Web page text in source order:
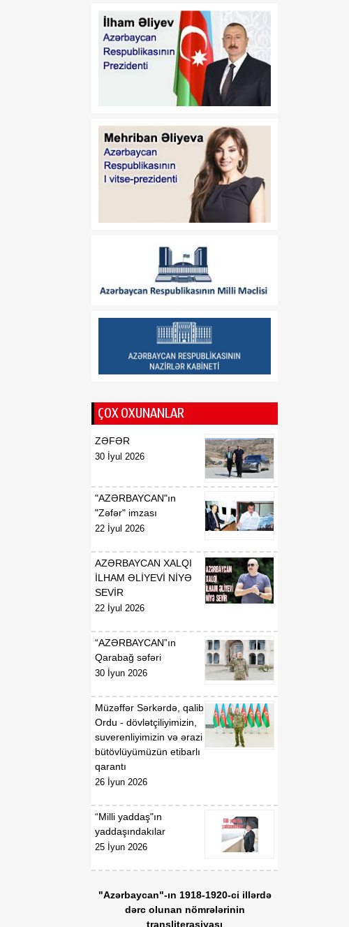
milyard kubmetr səmt qazı
verilib
Rusiya Ermənistanla
ticarət dövriyyəsində
kəskin azalma olduğunu
14:35
06 Avqust
Azərbaycanın xarici işlər
naziri İrpen şəhərində
olub
14:32
06 Avqust
Sabahın hava proqnozu
14:30
06 Avqust
FIFA prezidenti İnfantino
“islahat böhranı”ndan
sonra vəzifəsini qoruyub
saxladı
İctimai yerlərdə telefonun
səsini açaraq istifadə
etmək normaya çevrilir
həqiqətən müalicə edə
bilirmi?
ÇOX OXUNANLAR
ZƏFƏR
30 İyul 2026
"AZƏRBAYCAN"ın
"Zəfər" imzası
22 İyul 2026
AZƏRBAYCAN XALQI
İLHAM ƏLİYEVİ NİYƏ
SEVİR
22 İyul 2026
“AZƏRBAYCAN”ın
Qarabağ səfəri
30 İyun 2026
Müzəffər Sərkərdə, qalib
Ordu - dövlətçiliyimizin,
suverenliyimizin və ərazi
bütövlüyümüzün etibarlı
qarantı
26 İyun 2026
“Milli yaddaş"ın
yaddaşındakılar
25 İyun 2026
"Azərbaycan"-ın 1918-1920-ci illərdə
dərc olunan nömrələrinin
transliterasiyası